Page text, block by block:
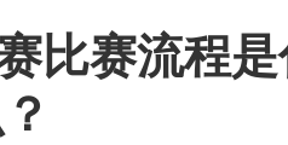
比赛流程